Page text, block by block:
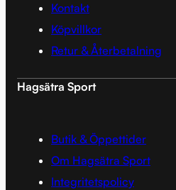
Kontakt
Köpvillkor
Retur & Återbetalning
Hagsätra Sport
Butik & Öppettider
Om Hagsätra Sport
Integritetspolicy